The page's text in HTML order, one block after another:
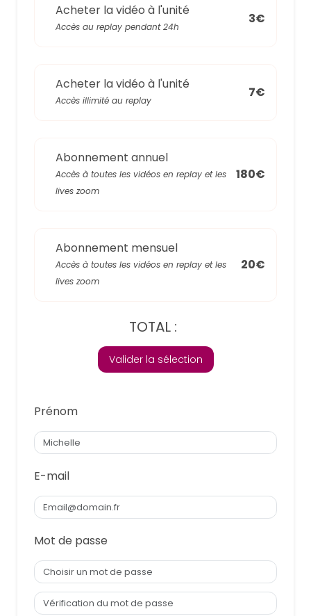
Acheter la vidéo à l'unité
Accès au replay pendant 24h
3€
Acheter la vidéo à l'unité
Accès illimité au replay
7€
Abonnement annuel
Accès à toutes les vidéos en replay et les
lives zoom
180€
Abonnement mensuel
Accès à toutes les vidéos en replay et les
lives zoom
20€
TOTAL :
Valider la sélection
Prénom
E-mail
Mot de passe